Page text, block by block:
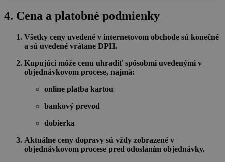
4. Cena a platobné podmienky
Všetky ceny uvedené v internetovom obchode sú konečné
a sú uvedené vrátane DPH.
Kupujúci môže cenu uhradiť spôsobmi uvedenými v
objednávkovom procese, najmä:
online platba kartou
bankový prevod
dobierka
Aktuálne ceny dopravy sú vždy zobrazené v
objednávkovom procese pred odoslaním objednávky.